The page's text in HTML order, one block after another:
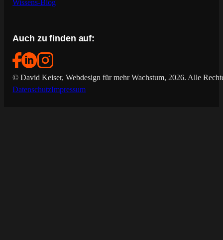
Wissens-Blog
Auch zu finden auf:
© David Keiser, Webdesign für mehr Wachstum, 2026. Alle
DatenschutzImpressum